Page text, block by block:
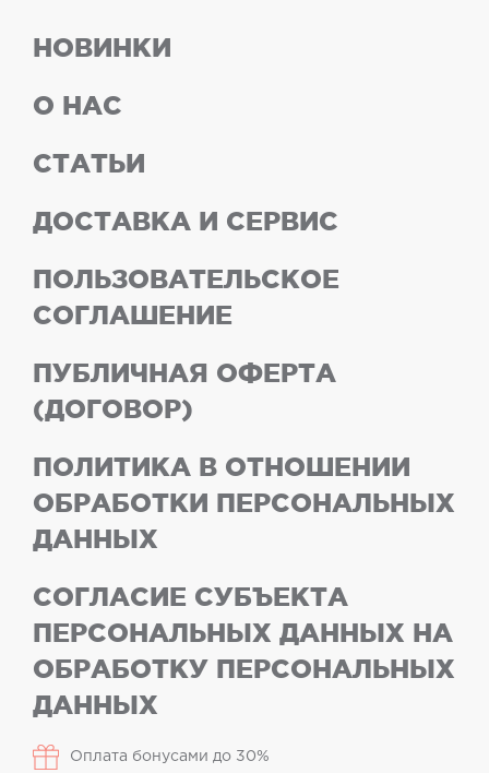
НОВИНКИ
О НАС
СТАТЬИ
ДОСТАВКА И СЕРВИС
ПОЛЬЗОВАТЕЛЬСКОЕ
СОГЛАШЕНИЕ
ПУБЛИЧНАЯ ОФЕРТА
(ДОГОВОР)
ПОЛИТИКА В ОТНОШЕНИИ
ОБРАБОТКИ ПЕРСОНАЛЬНЫХ
ДАННЫХ
СОГЛАСИЕ СУБЪЕКТА
ПЕРСОНАЛЬНЫХ ДАННЫХ НА
ОБРАБОТКУ ПЕРСОНАЛЬНЫХ
ДАННЫХ
Оплата бонусами до 30%